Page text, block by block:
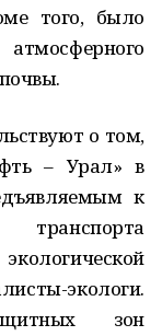
того, было
о том,
– Урал» в
к
транспорта
экологи.
зон